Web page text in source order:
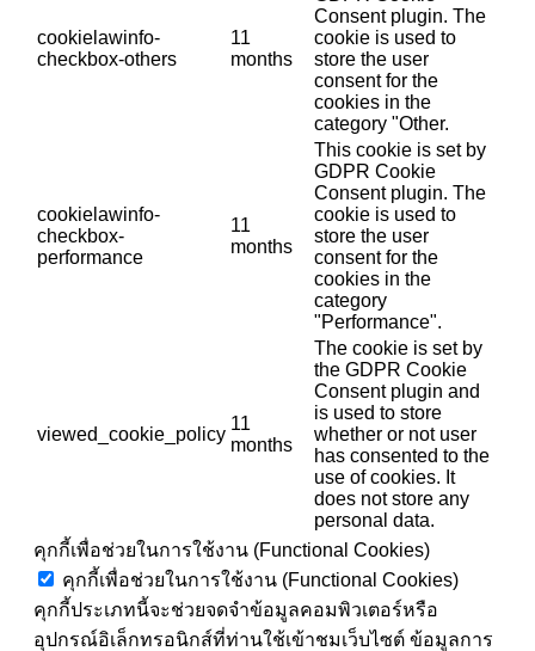
cookielawinfo-
checkbox-others
11
months
Consent plugin. The
cookie is used to
store the user
consent for the
cookies in the
category "Other.
cookielawinfo-
checkbox-
performance
11
months
This cookie is set by
GDPR Cookie
Consent plugin. The
cookie is used to
store the user
consent for the
cookies in the
category
"Performance".
viewed_cookie_policy
11
months
The cookie is set by
the GDPR Cookie
Consent plugin and
is used to store
whether or not user
has consented to the
use of cookies. It
does not store any
personal data.
คุกกี้เพื่อช่วยในการใช้งาน (Functional Cookies)
คุกกี้เพื่อช่วยในการใช้งาน (Functional Cookies)
คุกกี้ประเภทนี้จะช่วยจดจำข้อมูลคอมพิวเตอร์หรือ
อุปกรณ์อิเล็กทรอนิกส์ที่ท่านใช้เข้าชมเว็บไซต์ ข้อมูลการ